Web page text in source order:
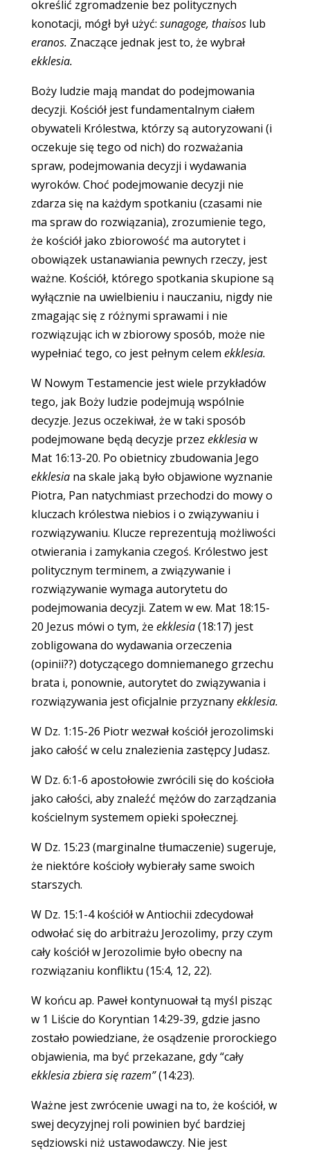
określić zgromadzenie bez politycznych
konotacji, mógł był użyć: sunagoge, thaisoslub
eranos. Znaczące jednak jest to, że wybrał
ekklesia.
Boży ludzie mają mandat do podejmowania
decyzji. Kościół jest fundamentalnym ciałem
obywateli Królestwa, którzy są autoryzowani (i
oczekuje się tego od nich) do rozważania
spraw, podejmowania decyzji i wydawania
wyroków. Choć podejmowanie decyzji nie
zdarza się na każdym spotkaniu (czasami nie
ma spraw do rozwiązania), zrozumienie tego,
że kościół jako zbiorowość ma autorytet i
obowiązek ustanawiania pewnych rzeczy, jest
ważne. Kościół, którego spotkania skupione są
wyłącznie na uwielbieniu i nauczaniu, nigdy nie
zmagając się z różnymi sprawami i nie
rozwiązując ich w zbiorowy sposób, może nie
wypełniać tego, co jest pełnym celem ekklesia.
W Nowym Testamencie jest wiele przykładów
tego, jak Boży ludzie podejmują wspólnie
decyzje. Jezus oczekiwał, że w taki sposób
podejmowane będą decyzje przez ekklesiaw
Mat 16:13-20. Po obietnicy zbudowania Jego
ekklesiana skale jaką było objawione wyznanie
Piotra, Pan natychmiast przechodzi do mowy o
kluczach królestwa niebios i o związywaniu i
rozwiązywaniu. Klucze reprezentują możliwości
otwierania i zamykania czegoś. Królestwo jest
politycznym terminem, a związywanie i
rozwiązywanie wymaga autorytetu do
podejmowania decyzji. Zatem w ew. Mat 18:15-
20 Jezus mówi o tym, że ekklesia(18:17) jest
zobligowana do wydawania orzeczenia
(opinii??) dotyczącego domniemanego grzechu
brata i, ponownie, autorytet do związywania i
rozwiązywania jest oficjalnie przyznanyekklesia.
W Dz. 1:15-26 Piotr wezwał kościół jerozolimski
jako całość w celu znalezienia zastępcy Judasz.
W Dz. 6:1-6 apostołowie zwrócili się do kościoła
jako całości, aby znaleźć mężów do zarządzania
kościelnym systemem opieki społecznej.
W Dz. 15:23 (marginalne tłumaczenie) sugeruje,
że niektóre kościoły wybierały same swoich
starszych.
W Dz. 15:1-4 kościół w Antiochii zdecydował
odwołać się do arbitrażu Jerozolimy, przy czym
cały kościół w Jerozolimie było obecny na
rozwiązaniu konfliktu (15:4, 12, 22).
W końcu ap. Paweł kontynuował tą myśl pisząc
w 1 Liście do Koryntian 14:29-39, gdzie jasno
zostało powiedziane, że osądzenie prorockiego
objawienia, ma być przekazane, gdy “cały
ekklesia zbiera się razem”(14:23).
Ważne jest zwrócenie uwagi na to, że kościół, w
swej decyzyjnej roli powinien być bardziej
sędziowski niż ustawodawczy. Nie jest